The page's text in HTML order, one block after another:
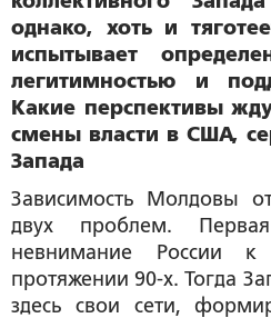
однако, хоть и
испытывает
легитимностью и
Какие перспективы
смены власти в США,
Запада
Зависимость Молдовы
двух проблем.
невнимание России
протяжении 90-х. Тогда
здесь свои сети,